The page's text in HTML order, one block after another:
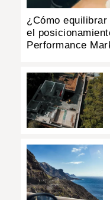
¿Cómo
el
Performance